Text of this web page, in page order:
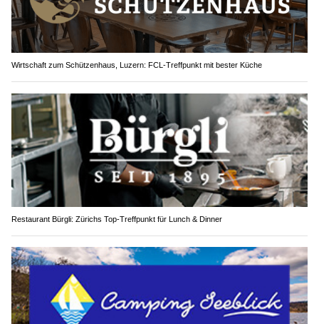
Wirtschaft zum Schützenhaus, Luzern: FCL-Treffpunkt mit bester Küche
Restaurant Bürgli: Zürichs Top-Treffpunkt für Lunch & Dinner